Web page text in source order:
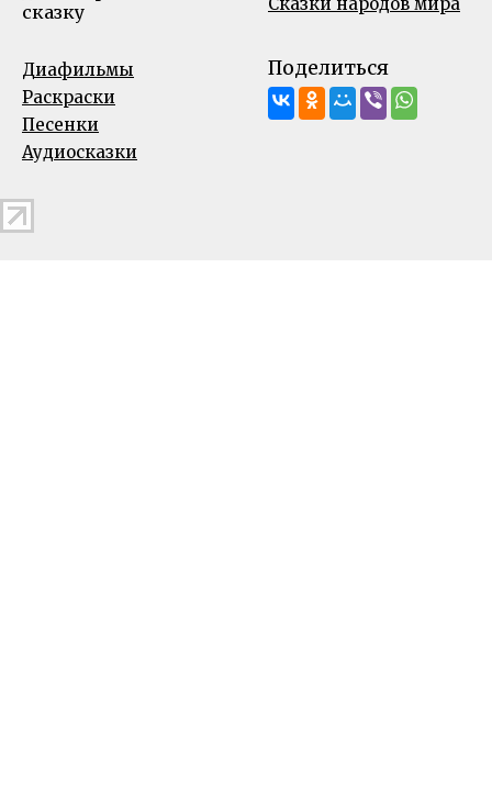
сказку
Диафильмы
Раскраски
Песенки
Аудиосказки
Поделиться